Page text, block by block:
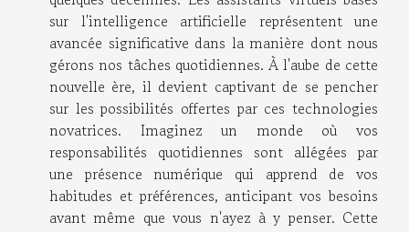
sur l'intelligence artificielle représentent une
avancée significative dans la manière dont nous
gérons nos tâches quotidiennes. À l'aube de cette
nouvelle ère, il devient captivant de se pencher
sur les possibilités offertes par ces technologies
novatrices. Imaginez un monde où vos
responsabilités quotidiennes sont allégées par
une présence numérique qui apprend de vos
habitudes et préférences, anticipant vos besoins
avant même que vous n'ayez à y penser. Cette